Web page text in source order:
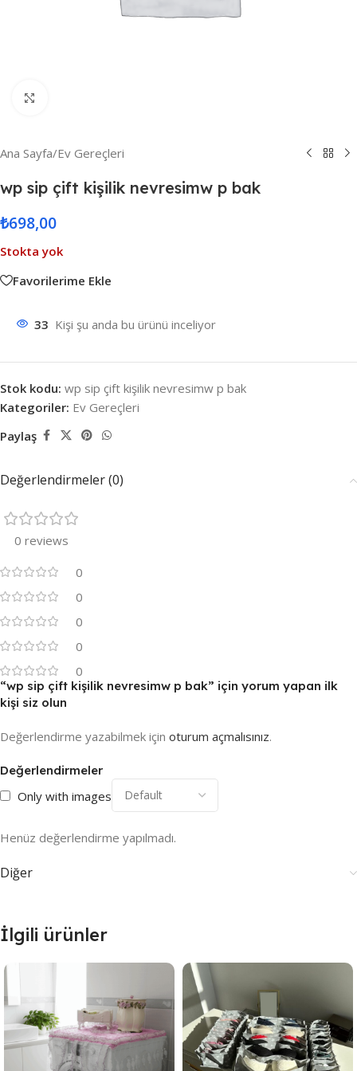
Ana Sayfa/Ev Gereçleri
wp sip çift kişilik nevresimw p bak
₺698,00
Stokta yok
Favorilerime Ekle
33 Kişi şu anda bu ürünü inceliyor
Stok kodu: wp sip çift kişilik nevresimw p bak
Kategoriler: Ev Gereçleri
Paylaş
Değerlendirmeler (0)
0 reviews
0
0
0
0
0
Değerlendirmeler
Only with images
Henüz değerlendirme yapılmadı.
“wp sip çift kişilik nevresimw p bak” için yorum yapan ilk
kişi siz olun
Değerlendirme yazabilmek için oturum açmalısınız.
Diğer
İlgili ürünler